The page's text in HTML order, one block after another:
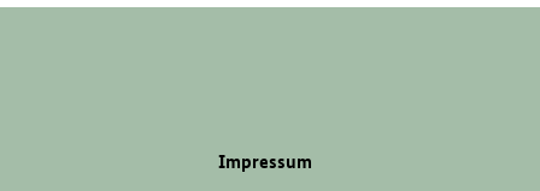
Impressum